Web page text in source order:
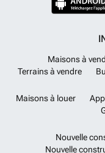
Maisons à
Terrains à vendre
Maisons à louer
Nouvelle
Nouvelle